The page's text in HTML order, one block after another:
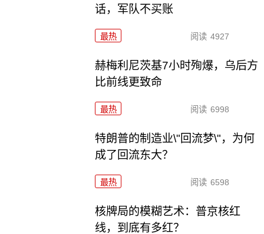
话，军队不买账
最热 阅读 4927
赫梅利尼茨基7小时殉爆，乌后方
比前线更致命
最热 阅读 6998
特朗普的制造业\"回流梦\"，为何
成了回流东大？
最热 阅读 6598
核牌局的模糊艺术：普京核红
线，到底有多红？